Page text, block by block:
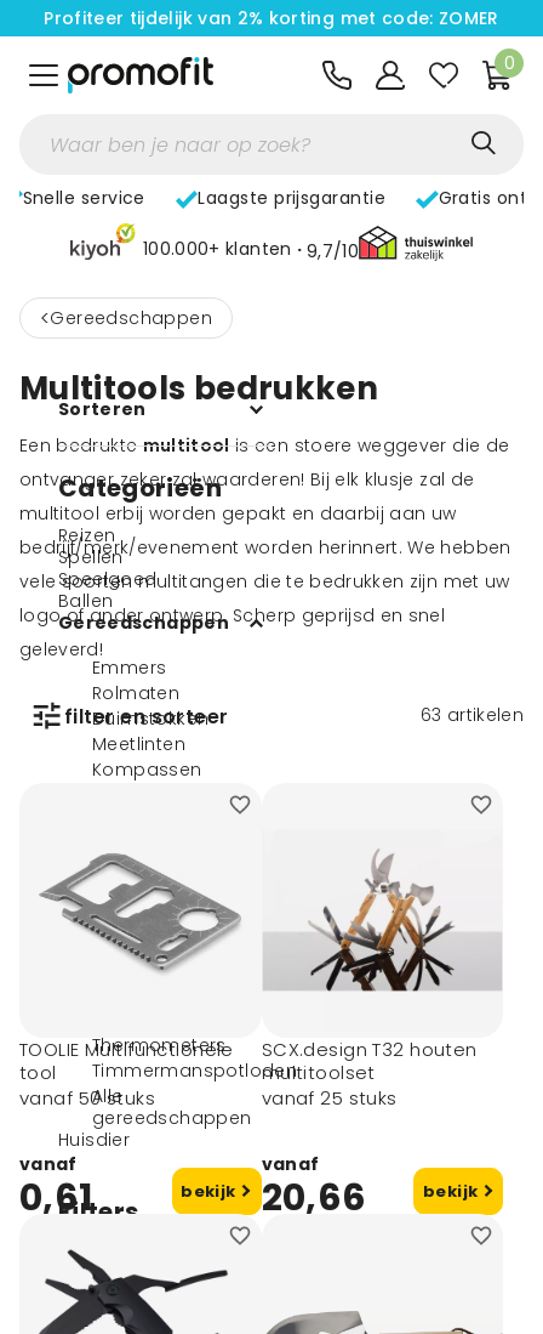
Profiteer tijdelijk van 2% korting met code: ZOMER
0
Snelle service Laagste prijsgarantie Gratis
100.000+ klanten 9,7/10
< Gereedschappen
Sorteren
Categorieën
Reizen
Spellen
Speelgoed
Ballen
Gereedschappen
Emmers
Rolmaten
Duimstokken
Meetlinten
Kompassen
Veiligheidshesjes
Hobbymessen
Multitools
Leeslampjes
Schroevendraaiers
Zakmessen
Thermometers
Timmermanspotloden
Alle
gereedschappen
Huisdier
Filters
Kleur
Multitools bedrukken
Een bedruktemultitoolis een stoere weggever die de
ontvanger zeker zal waarderen! Bij elk klusje zal de
multitool erbij worden gepakt en daarbij aan uw
bedrijf/merk/evenement worden herinnert. We hebben
vele soorten multitangen die te bedrukken zijn met uw
logo of ander ontwerp. Scherp geprijsd en snel
geleverd!
filter en sorteer 63 artikelen
TOOLIE Multifunctionele
tool
vanaf 50 stuks
vanaf
0,61 bekijk
SCX.design T32 houten
multitoolset
vanaf 25 stuks
vanaf
20,66 bekijk